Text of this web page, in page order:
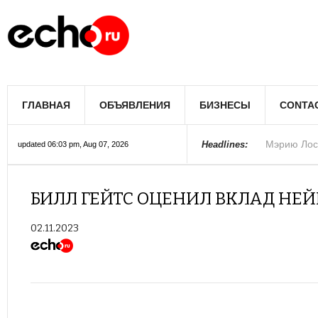
ГЛАВНАЯ ОБЪЯВЛЕНИЯ БИЗНЕСЫ
updated 06:03 pm, Aug 07, 2026 Headlines:
Мэрию
Более 300
В округе
Фермеры
В Лас-
Раскрыты
Ариана
Стало
В Госдуме
БИЛЛ ГЕЙТС ОЦЕНИЛ ВКЛАД
02.11.2023